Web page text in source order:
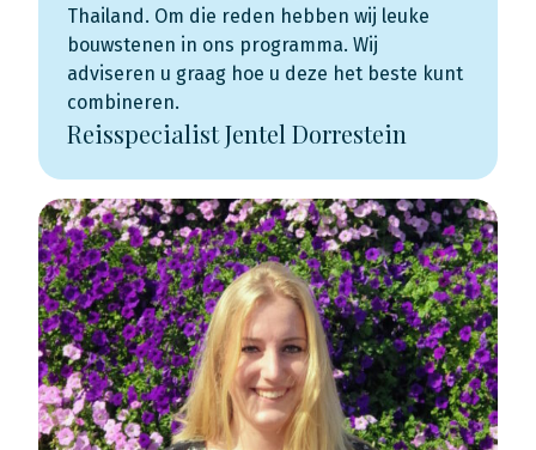
Thailand. Om die reden hebben wij leuke
bouwstenen in ons programma. Wij
adviseren u graag hoe u deze het beste kunt
combineren.
Reisspecialist Jentel Dorrestein